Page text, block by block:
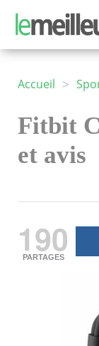
Accueil >
Fitbit
et avis
190
PARTAGES